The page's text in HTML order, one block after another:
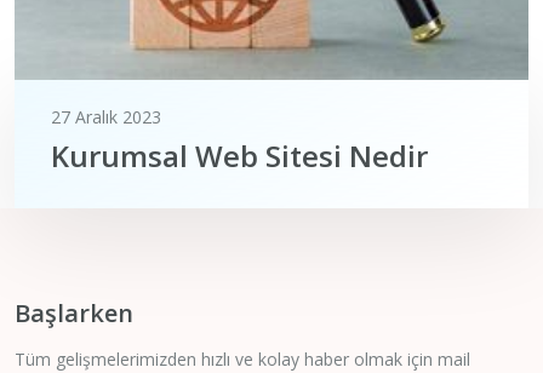
27 Aralık 2023
Kurumsal Web Sitesi Nedir
Başlarken
Tüm gelişmelerimizden hızlı ve kolay haber olmak için mail